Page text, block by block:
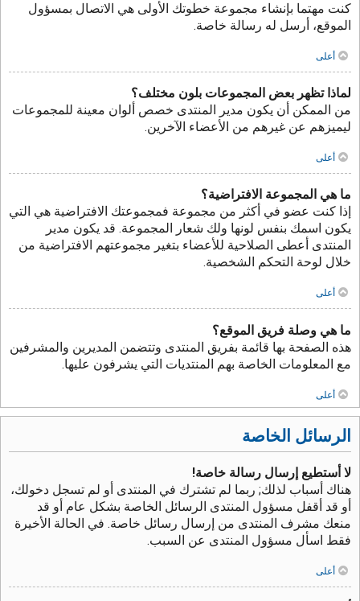
كنت مهتما بإنشاء مجموعة خطوتك الأولى هي الاتصال بمسؤول
الموقع، أرسل له رسالة خاصة.
أعلى
لماذا تظهر بعض المجموعات بلون مختلف؟
من الممكن أن يكون مدير المنتدى خصص ألوان معينة للمجموعات
ليميزهم عن غيرهم من الأعضاء الآخرين.
أعلى
ما هي المجموعة الافتراضية؟
إذا كنت عضو في أكثر من مجموعة فمجموعتك الافتراضية هي التي
يكون اسمك بنفس لونها ولك شعار المجموعة. قد يكون مدير
المنتدى أعطى الصلاحية للأعضاء بتغير مجموعتهم الافتراضية من
خلال لوحة التحكم الشخصية.
أعلى
ما هي وصلة فريق الموقع؟
هذه الصفحة بها قائمة بفريق المنتدى وتتضمن المديرين والمشرفين
مع المعلومات الخاصة بهم المنتديات التي يشرفون عليها.
أعلى
الرسائل الخاصة
لا أستطيع إرسال رسالة خاصة!
هناك أسباب لذلك; ربما لم تشترك في المنتدى أو لم تسجل دخولك،
أو قد أقفل مسؤول المنتدى الرسائل الخاصة بشكل عام أو قد
منعك مشرف المنتدى من إرسال رسائل خاصة. في الحالة الأخيرة
فقط اسأل مسؤول المنتدى عن السبب.
أعلى